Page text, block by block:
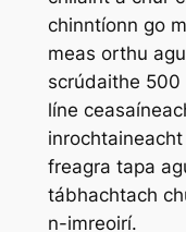
chinntíonn go
meas orthu
scrúdaithe 500
líne
freagra tapa
tábhachtach
n-imreoirí.